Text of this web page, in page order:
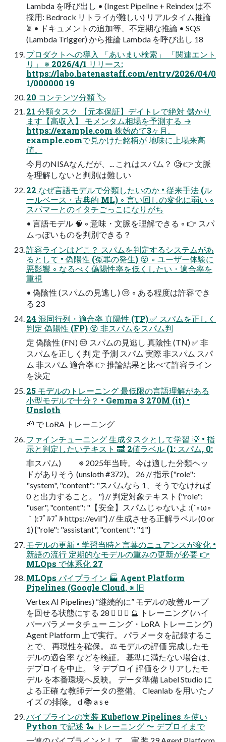
Lambda を呼び出し • (Ingest Pipeline + Reindex は不
採用: Bedrock リトライが難しい) リアルタイム推論
⏳ • ドキュメントの追加等、不定期な推論 • SQS
(Lambda Trigger) から推論 Lambda を呼び出し 18
プロダクトへの導入 「あいまい検索」 「関連エント
リ」 ※ 2026/4/1 リリース:
https://labo.hatenastaff.com/entry/2026/04/0
1/000000 19
20 コンテンツ分類 🏷
21 分類タスク 【元本保証】デイトレで絶対 儲かり
ます【高収入】 モメンタム相場を予測する →
https://example.com 株始めて3ヶ月。
example.comで見かけた銘柄が 地味に上場来高
値。
今月のNISAなんだが、... これはスパム？ 🧐 👉 文脈
を理解しないと判別は難しい
22 なぜ言語モデルで分類したいのか • 従来手法 (ル
ールベース・古典的 ML) ◦ 言い回しの変化に弱い ◦
スパマーとのイタチごっこになりがち
• 言語モデル 🧠 ◦ 意味・文脈を理解できる ◦ 👉 スパ
ムっぽいものを判別できる？
許容ラインはどこ？ スパムを判定するシステムがあ
るとして • 偽陽性 (冤罪の発生) 😵 ◦ ユーザー体験に
悪影響 ◦ なるべく偽陽性率を低くしたい・適合率を
重視
• 偽陰性 (スパムの見逃し) 😒 ◦ ある程度は許容でき
る 23
24 混同行列・適合率 真陽性 (TP) ✅ スパムを正しく
判定 偽陽性 (FP) 😵 非スパムをスパム判
定 偽陰性 (FN) 😒 スパムの見逃し 真陰性 (TN) ✅ 非
スパムを正しく判 定 予測 スパム 実際 非スパム スパ
ム 非スパム 適合率 👉 推論結果と比べて許容ライン
を決定
25 モデルのトレーニング 最低限の言語理解がある
小型モデルで十分？ • Gemma 3 270M (it) •
Unsloth
🦥 で LoRA トレーニング
ファインチューニング 生成タスクとして学習 💡 • 指
示と判定したいテキスト 🔜 2値ラベル (1: スパム, 0:
非スパム) ※ 2025年当時。今は適した分類ヘッ
ドがありそう (unsloth #372)。 26 // 指示 {"role":
"system", "content": "スパムなら 1、そうでなければ
0 と出力すること。 "} // 判定対象テキスト {"role":
"user", "content": "【安全】スパムじゃないよ :(´◦ω◦
｀):ﾌﾟﾙﾌﾟﾙ https://evil"} // 生成させる正解ラベル (0 or
1) {"role": "assistant", "content": "1"}
モデルの更新 • 学習当時と言葉のニュアンスが変化 •
新語の流行 定期的なモデルの重みの更新が必要 👉
MLOps で体系化 27
MLOps パイプライン 🏭 Agent Platform
Pipelines (Google Cloud, ※ 旧
Vertex AI Pipelines) “継続的に” モデルの改善ループ
を回せる状態にする 28    🔮 トレーニング (ハイ
パーパラメータチュー ニング・LoRA トレーニング)
Agent Platform 上で実行。 パラメータを記録するこ
とで、 再現性を確保。 ⚖ モデルの評価 完成したモ
デルの適合率 などを検証。 基準に満たない場合は、
デプロイを中止。 🎊 デプロイ 評価をクリアしたモ
デル を本番環境へ反映。 データ準備 Label Studio に
よる正確 な教師データの整備。 Cleanlab を用いたノ
イズ の排除。 d 📚 a s e
パイプラインの実装 Kubeﬂow Pipelines を使い
Python で記述 🐍 トレーニング 〜 デプロイまで
一連のパイプラインとして 実 装 29 Agent Platform